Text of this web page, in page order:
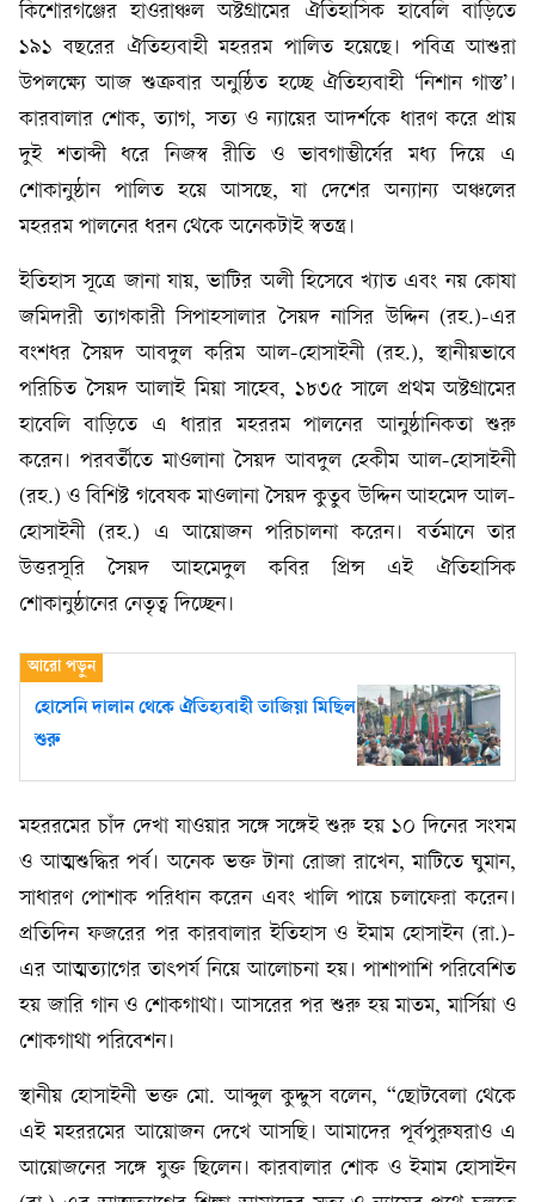
কিশোরগঞ্জের হাওরাঞ্চল অষ্টগ্রামের ঐতিহাসিক হাবেলি বাড়িতে
১৯১ বছরের ঐতিহ্যবাহী মহররম পালিত হয়েছে। পবিত্র আশুরা
উপলক্ষ্যে আজ শুক্রবার অনুষ্ঠিত হচ্ছে ঐতিহ্যবাহী ‘নিশান গাস্ত’।
কারবালার শোক, ত্যাগ, সত্য ও ন্যায়ের আদর্শকে ধারণ করে প্রায়
দুই শতাব্দী ধরে নিজস্ব রীতি ও ভাবগাম্ভীর্যের মধ্য দিয়ে এ
শোকানুষ্ঠান পালিত হয়ে আসছে, যা দেশের অন্যান্য অঞ্চলের
মহররম পালনের ধরন থেকে অনেকটাই স্বতন্ত্র।
ইতিহাস সূত্রে জানা যায়, ভাটির অলী হিসেবে খ্যাত এবং নয় কোষা
জমিদারী ত্যাগকারী সিপাহসালার সৈয়দ নাসির উদ্দিন (রহ.)-এর
বংশধর সৈয়দ আবদুল করিম আল-হোসাইনী (রহ.), স্থানীয়ভাবে
পরিচিত সৈয়দ আলাই মিয়া সাহেব, ১৮৩৫ সালে প্রথম অষ্টগ্রামের
হাবেলি বাড়িতে এ ধারার মহররম পালনের আনুষ্ঠানিকতা শুরু
করেন। পরবর্তীতে মাওলানা সৈয়দ আবদুল হেকীম আল-হোসাইনী
(রহ.) ও বিশিষ্ট গবেষক মাওলানা সৈয়দ কুতুব উদ্দিন আহমেদ আল-
হোসাইনী (রহ.) এ আয়োজন পরিচালনা করেন। বর্তমানে তার
উত্তরসূরি সৈয়দ আহমেদুল কবির প্রিন্স এই ঐতিহাসিক
শোকানুষ্ঠানের নেতৃত্ব দিচ্ছেন।
হোসেনি দালান থেকে ঐতিহ্যবাহী তাজিয়া মিছিল
শুরু
মহররমের চাঁদ দেখা যাওয়ার সঙ্গে সঙ্গেই শুরু হয় ১০ দিনের সংযম
ও আত্মশুদ্ধির পর্ব। অনেক ভক্ত টানা রোজা রাখেন, মাটিতে ঘুমান,
সাধারণ পোশাক পরিধান করেন এবং খালি পায়ে চলাফেরা করেন।
প্রতিদিন ফজরের পর কারবালার ইতিহাস ও ইমাম হোসাইন (রা.)-
এর আত্মত্যাগের তাৎপর্য নিয়ে আলোচনা হয়। পাশাপাশি পরিবেশিত
হয় জারি গান ও শোকগাথা। আসরের পর শুরু হয় মাতম, মার্সিয়া ও
শোকগাথা পরিবেশন।
স্থানীয় হোসাইনী ভক্ত মো. আব্দুল কুদ্দুস বলেন, “ছোটবেলা থেকে
এই মহররমের আয়োজন দেখে আসছি। আমাদের পূর্বপুরুষরাও এ
আয়োজনের সঙ্গে যুক্ত ছিলেন। কারবালার শোক ও ইমাম হোসাইন